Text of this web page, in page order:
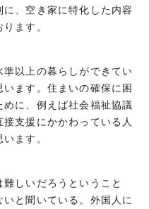
、空き家に特化した内容
ます。
以上の暮らしができてい
ます。住まいの確保に困
に、例えば社会福祉協議
支援にかかわっている人
ます。
しいだろうということ
と聞いている。外国人に